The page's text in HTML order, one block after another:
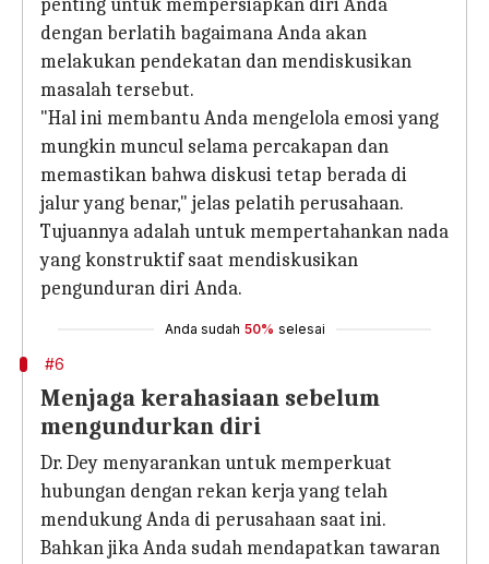
penting untuk mempersiapkan diri Anda
dengan berlatih bagaimana Anda akan
melakukan pendekatan dan mendiskusikan
masalah tersebut.
"Hal ini membantu Anda mengelola emosi yang
mungkin muncul selama percakapan dan
memastikan bahwa diskusi tetap berada di
jalur yang benar," jelas pelatih perusahaan.
Tujuannya adalah untuk mempertahankan nada
yang konstruktif saat mendiskusikan
pengunduran diri Anda.
Anda sudah 50% selesai
#6
Menjaga kerahasiaan sebelum
mengundurkan diri
Dr. Dey menyarankan untuk memperkuat
hubungan dengan rekan kerja yang telah
mendukung Anda di perusahaan saat ini.
Bahkan jika Anda sudah mendapatkan tawaran